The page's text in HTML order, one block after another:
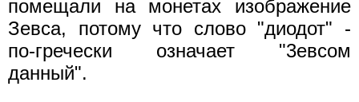
помещали на монетах изображение
Зевса, потому что слово "диодот" -
по-гречески означает "3eвсом
данный".